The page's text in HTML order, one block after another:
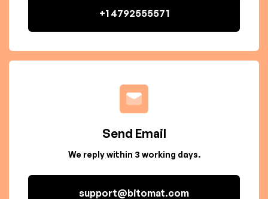
+1 4792555571
Send Email
We reply within 3 working days.
support@bitomat.com